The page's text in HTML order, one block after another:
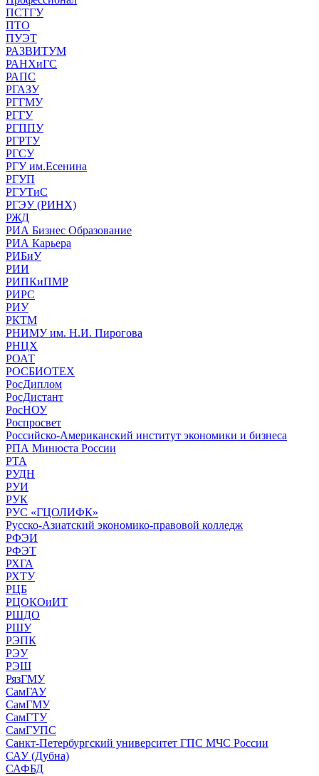
ПСТГУ
ПТО
ПУЭТ
РАЗВИТУМ
РАНХиГС
РАПС
РГАЗУ
РГГМУ
РГГУ
РГППУ
РГРТУ
РГСУ
РГУ им.Есенина
РГУП
РГУТиС
РГЭУ (РИНХ)
РЖД
РИА Бизнес Образование
РИА Карьера
РИБиУ
РИИ
РИПКиПМР
РИРС
РИУ
РКТМ
РНИМУ им. Н.И. Пирогова
РНЦХ
РОАТ
РОСБИОТЕХ
РосДиплом
РосДистант
РосНОУ
Роспросвет
Российско-Американский институт экономики и бизнеса
РПА Минюста России
РТА
РУДН
РУИ
РУК
РУС «ГЦОЛИФК»
Русско-Азиатский экономико-правовой колледж
РФЭИ
РФЭТ
РХГА
РХТУ
РЦБ
РЦОКОиИТ
РШДО
РШУ
РЭПК
РЭУ
РЭШ
РязГМУ
СамГАУ
СамГМУ
СамГТУ
СамГУПС
Санкт-Петербургский университет ГПС МЧС России
САУ (Дубна)
САФБД